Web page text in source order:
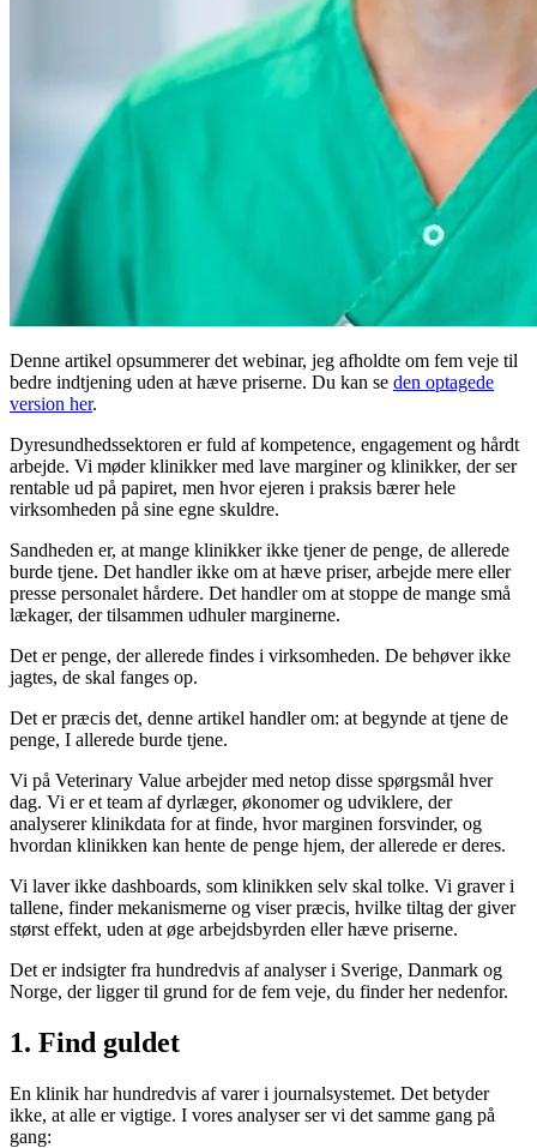
Denne artikel opsummerer det webinar, jeg afholdte om fem veje til
bedre indtjening uden at hæve priserne. Du kan se den optagede
version her.
Dyresundhedssektoren er fuld af kompetence, engagement og hårdt
arbejde. Vi møder klinikker med lave marginer og klinikker, der ser
rentable ud på papiret, men hvor ejeren i praksis bærer hele
virksomheden på sine egne skuldre.
Sandheden er, at mange klinikker ikke tjener de penge, de allerede
burde tjene. Det handler ikke om at hæve priser, arbejde mere eller
presse personalet hårdere. Det handler om at stoppe de mange små
lækager, der tilsammen udhuler marginerne.
Det er penge, der allerede findes i virksomheden. De behøver ikke
jagtes, de skal fanges op.
Det er præcis det, denne artikel handler om: at begynde at tjene de
penge, I allerede burde tjene.
Vi på Veterinary Value arbejder med netop disse spørgsmål hver
dag. Vi er et team af dyrlæger, økonomer og udviklere, der
analyserer klinikdata for at finde, hvor marginen forsvinder, og
hvordan klinikken kan hente de penge hjem, der allerede er deres.
Vi laver ikke dashboards, som klinikken selv skal tolke. Vi graver i
tallene, finder mekanismerne og viser præcis, hvilke tiltag der giver
størst effekt, uden at øge arbejdsbyrden eller hæve priserne.
Det er indsigter fra hundredvis af analyser i Sverige, Danmark og
Norge, der ligger til grund for de fem veje, du finder her nedenfor.
1. Find guldet
En klinik har hundredvis af varer i journalsystemet. Det betyder
ikke, at alle er vigtige. I vores analyser ser vi det samme gang på
gang: